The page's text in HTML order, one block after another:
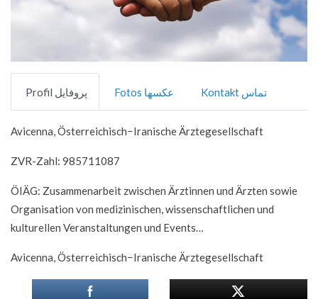
Profil پروفایل Fotos عکسها Kontakt تماس
Avicenna, Österreichisch−Iranische Ärztegesellschaft
ZVR-Zahl: 985711087
ÖIÄG: Zusammenarbeit zwischen Ärztinnen und Ärzten sowie
Organisation von medizinischen, wissenschaftlichen und
kulturellen Veranstaltungen und Events…
Avicenna, Österreichisch−Iranische Ärztegesellschaft